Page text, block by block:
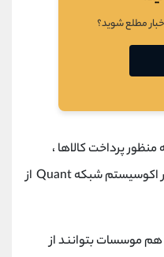
پرداخت کالاها ،
خدمات و هزینه های صدور مجوز در اکوسیستم شبکه Quant از
موسسات بتوانند از
مطلع شوید؟